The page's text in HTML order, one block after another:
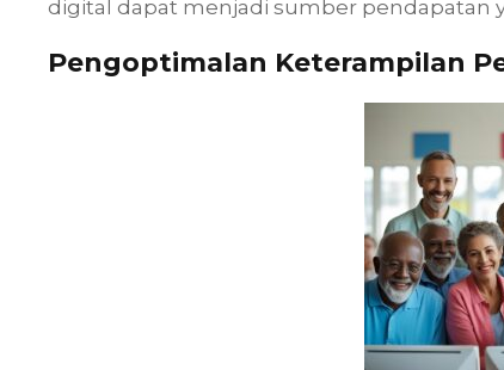
digital dapat menjadi sumber pendapatan
Pengoptimalan Keterampilan